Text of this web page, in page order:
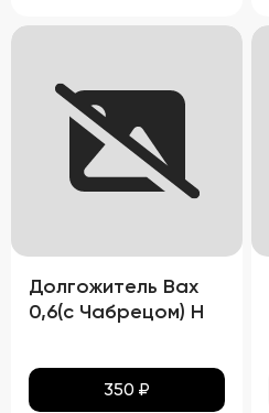
Долгожитель Вах
0,6(с Чабрецом) Н
350 ₽